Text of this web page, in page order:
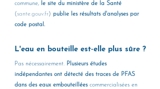
commune, le site du ministère de la Santé
(sante.gouv.fr) publie les résultats d'analyses par
code postal.
L'eau en bouteille est-elle plus sûre ?
Pas nécessairement. Plusieurs études
indépendantes ont détecté des traces de PFAS
dans des eaux embouteillées commercialisées en